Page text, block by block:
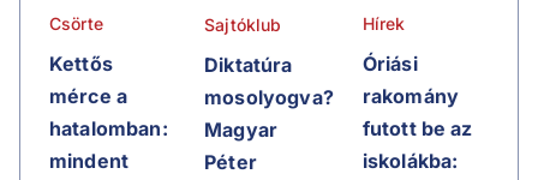
Csörte
Kettős
mérce a
hatalomban:
mindent
Sajtóklub
Diktatúra
mosolyogva?
Magyar
Péter
Hírek
Óriási
rakomány
futott be az
iskolákba: